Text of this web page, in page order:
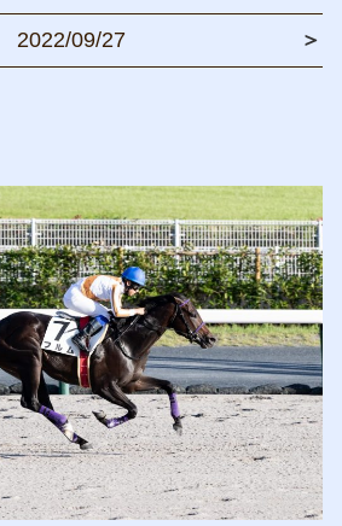
2022/09/27 ＞